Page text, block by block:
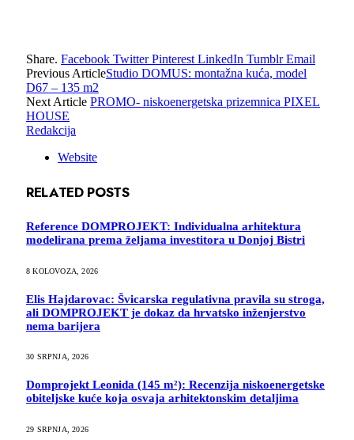
Share. Facebook Twitter Pinterest LinkedIn Tumblr Email
Previous ArticleStudio DOMUS: montažna kuća, model
D67 – 135 m2
Next Article PROMO- niskoenergetska prizemnica PIXEL
HOUSE
Redakcija
Website
RELATED POSTS
Reference DOMPROJEKT: Individualna arhitektura
modelirana prema željama investitora u Donjoj Bistri
8 KOLOVOZA, 2026
Elis Hajdarovac: Švicarska regulativna pravila su stroga,
ali DOMPROJEKT je dokaz da hrvatsko inženjerstvo
nema barijera
30 SRPNJA, 2026
Domprojekt Leonida (145 m²): Recenzija niskoenergetske
obiteljske kuće koja osvaja arhitektonskim detaljima
29 SRPNJA, 2026